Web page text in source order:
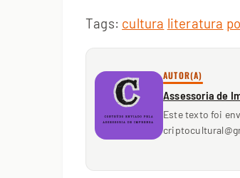
Tags: cultura literatura
AUTOR(A)
Assessoria de
Este texto foi